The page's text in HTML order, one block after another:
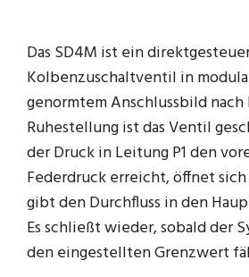
Das SD4M ist ein
Kolbenzuschaltventil in
genormtem Anschlussbild nach
Ruhestellung ist das Ventil
der Druck in Leitung P1 den
Federdruck erreicht, öffnet
gibt den Durchfluss in den
Es schließt wieder, sobald der
den eingestellten Grenzwert